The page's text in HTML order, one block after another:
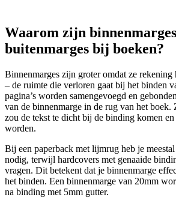
Waarom zijn
buitenmarges bij boeken?
Binnenmarges zijn groter omdat ze rekening
– de ruimte die verloren gaat bij het binden
pagina’s worden samengevoegd en
van de binnenmarge in de rug van het boek.
zou de tekst te dicht bij de binding komen
worden.
Bij een paperback met lijmrug heb je
nodig, terwijl hardcovers met genaaide
vragen. Dit betekent dat je binnenmarge
het binden. Een binnenmarge van 20mm
na binding met 5mm gutter.